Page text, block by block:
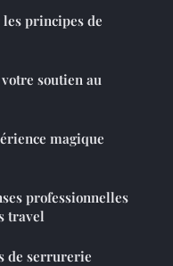
principes de
soutien au
magique
professionnelles
travel
de serrurerie